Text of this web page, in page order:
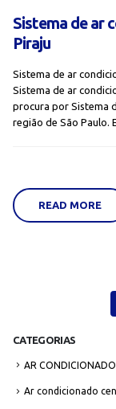
Sistema de ar
Piraju
Sistema de ar
Sistema de ar
procura por Sistema
região de São Paulo.
READ MORE
CATEGORIAS
AR CONDICIONADO
Ar condicionado